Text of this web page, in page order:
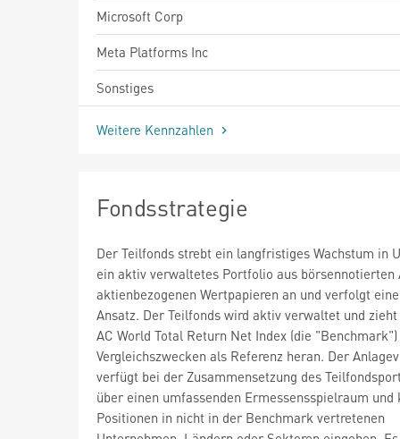
Microsoft Corp
Meta Platforms Inc
Sonstiges
Weitere Kennzahlen
Fondsstrategie
Der Teilfonds strebt ein langfristiges Wachstum in
ein aktiv verwaltetes Portfolio aus börsennotierten
aktienbezogenen Wertpapieren an und verfolgt
Ansatz. Der Teilfonds wird aktiv verwaltet und zieht
AC World Total Return Net Index (die
Vergleichszwecken als Referenz heran. Der
verfügt bei der Zusammensetzung des
über einen umfassenden Ermessensspielraum und
Positionen in nicht in der Benchmark vertretenen